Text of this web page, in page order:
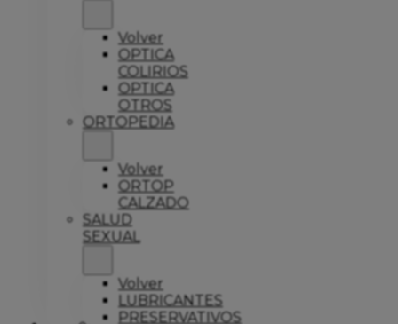
Volver
OPTICA
COLIRIOS
OPTICA
OTROS
ORTOPEDIA
Volver
ORTOP
CALZADO
SALUD
SEXUAL
Volver
LUBRICANTES
PRESERVATIVOS